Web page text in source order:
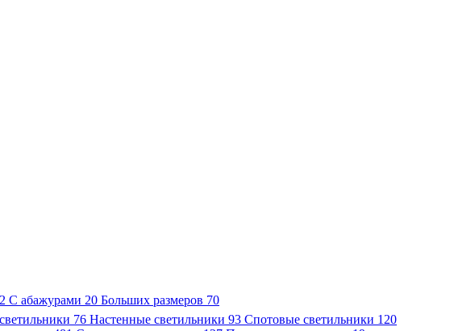
С абажурами 20 Больших размеров 70
76 Настенные светильники 93 Спотовые светильники 120